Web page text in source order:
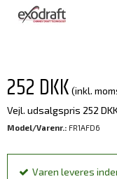
252 DKK (inkl.
Vejl. udsalgspris 252
Model/Varenr.: FR1AFD6
Varen leveres